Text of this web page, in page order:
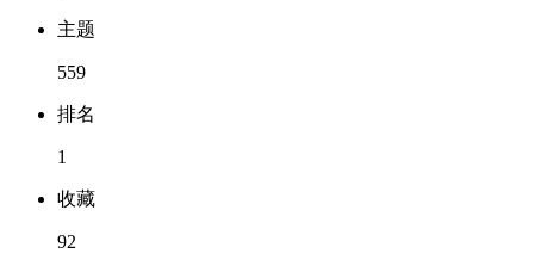
主题
559
排名
1
收藏
92